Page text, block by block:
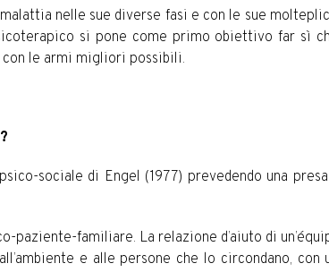
nelle sue diverse fasi e con le sue
si pone come primo obiettivo far sì
le armi migliori possibili.
sociale di Engel (1977) prevedendo una
paziente-familiare. La relazione d’aiuto di
e alle persone che lo circondano,